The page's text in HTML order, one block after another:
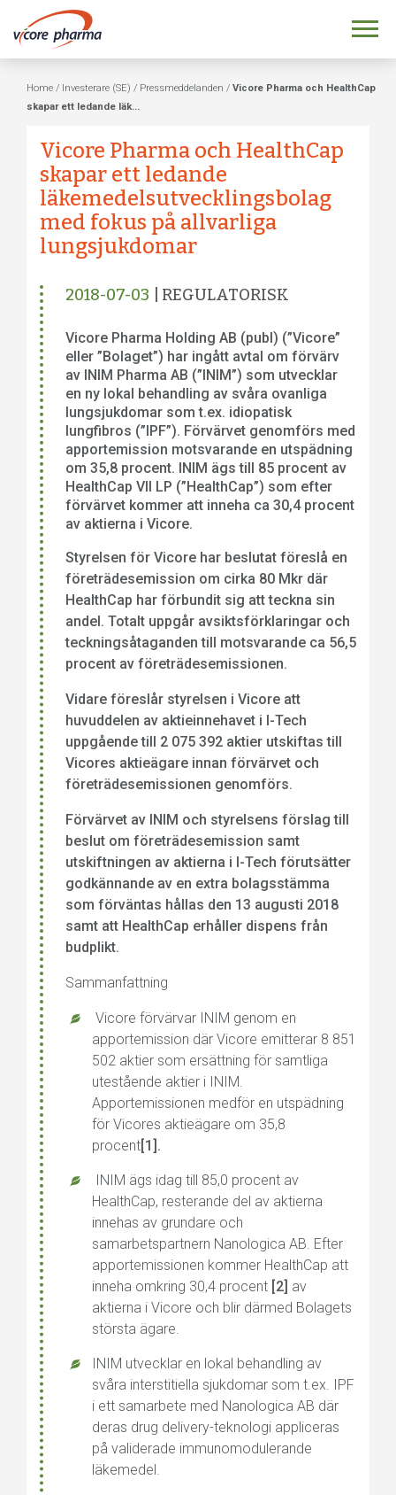
Home / Investerare (SE) / Pressmeddelanden / Vicore Pharma och HealthCap
skapar ett ledande läk...
Vicore Pharma och HealthCap
skapar ett ledande
läkemedelsutvecklingsbolag
med fokus på allvarliga
lungsjukdomar
2018-07-03 | REGULATORISK
Vicore Pharma Holding AB (publ) (”Vicore”
eller ”Bolaget”) har ingått avtal om förvärv
av INIM Pharma AB (”INIM”) som utvecklar
en ny lokal behandling av svåra ovanliga
lungsjukdomar som t.ex. idiopatisk
lungfibros (”IPF”). Förvärvet genomförs med
apportemission motsvarande en utspädning
om 35,8 procent. INIM ägs till 85 procent av
HealthCap VII LP (”HealthCap”) som efter
förvärvet kommer att inneha ca 30,4 procent
av aktierna i Vicore.
Styrelsen för Vicore har beslutat föreslå en
företrädesemission om cirka 80 Mkr där
HealthCap har förbundit sig att teckna sin
andel. Totalt uppgår avsiktsförklaringar och
teckningsåtaganden till motsvarande ca 56,5
procent av företrädesemissionen.
Vidare föreslår styrelsen i Vicore att
huvuddelen av aktieinnehavet i I-Tech
uppgående till 2 075 392 aktier utskiftas till
Vicores aktieägare innan förvärvet och
företrädesemissionen genomförs.
Förvärvet av INIM och styrelsens förslag till
beslut om företrädesemission samt
utskiftningen av aktierna i I-Tech förutsätter
godkännande av en extra bolagsstämma
som förväntas hållas den 13 augusti 2018
samt att HealthCap erhåller dispens från
budplikt.
Sammanfattning
Vicore förvärvar INIM genom en
apportemission där Vicore emitterar 8 851
502 aktier som ersättning för samtliga
utestående aktier i INIM.
Apportemissionen medför en utspädning
för Vicores aktieägare om 35,8
procent[1].
INIM ägs idag till 85,0 procent av
HealthCap, resterande del av aktierna
innehas av grundare och
samarbetspartnern Nanologica AB. Efter
apportemissionen kommer HealthCap att
inneha omkring 30,4 procent [2] av
aktierna i Vicore och blir därmed Bolagets
största ägare.
INIM utvecklar en lokal behandling av
svåra interstitiella sjukdomar som t.ex. IPF
i ett samarbete med Nanologica AB där
deras drug delivery-teknologi appliceras
på validerade immunomodulerande
läkemedel.